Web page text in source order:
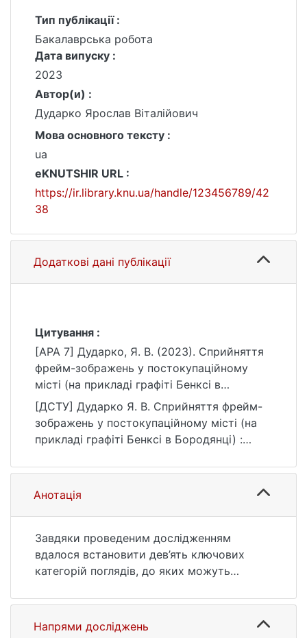
Тип публікації :
Бакалаврська робота
Дата випуску :
2023
Автор(и) :
Дударко Ярослав Віталійович
Мова основного тексту :
ua
eKNUTSHIR URL :
https://ir.library.knu.ua/handle/123456789/42
38
Додаткові дані публікації
Цитування :
[APA 7] Дударко, Я. В. (2023). Сприйняття
фрейм-зображень у постокупаційному
місті (на прикладі графіті Бенксі в
Бородянці) [Бакалаврська робота,
Київський національний університет імені
Тараса Шевченка]. eKNUTSHIR.
https://ir.library.knu.ua/handle/123456789/42
38
[ДСТУ] Дударко Я. В. Сприйняття фрейм-
зображень у постокупаційному місті (на
прикладі графіті Бенксі в Бородянці) :
Соціальні та поведінкові науки. Київ, 2023.
58 с. URL:
https://ir.library.knu.ua/handle/123456789/42
Анотація
Завдяки проведеним дослідженням
вдалося встановити дев’ять ключових
категорій поглядів, до яких можуть
бажаних сценаріїв подальших дій з графіті,
а також спостерегти їх різницю в їх
Напрями досліджень